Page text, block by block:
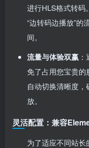
进行HLS格式转码
“边转码边播放”的
间。
流量与体验双赢
免了占用您宝贵
自动切换清晰度
放。
灵活配置：兼容
为了适应不同站